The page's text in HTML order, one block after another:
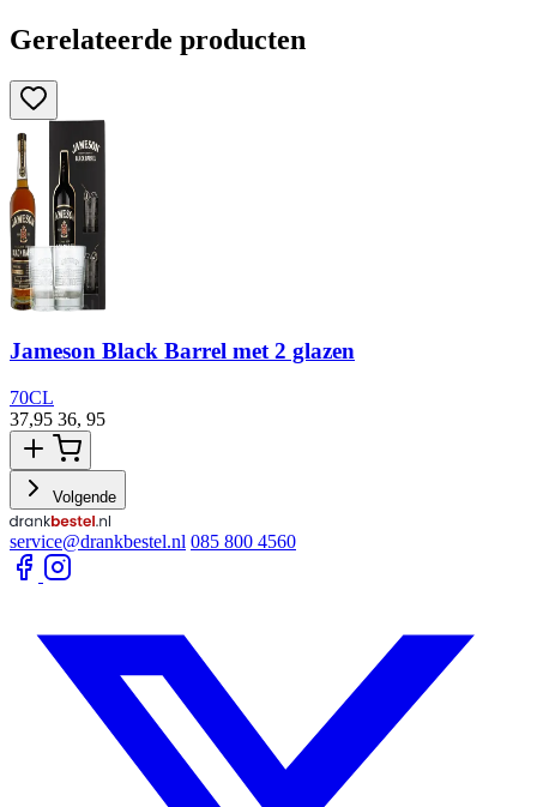
Gerelateerde producten
Jameson Black Barrel met 2 glazen
70CL
37,95 36, 95
Volgende
service@drankbestel.nl 085 800 4560